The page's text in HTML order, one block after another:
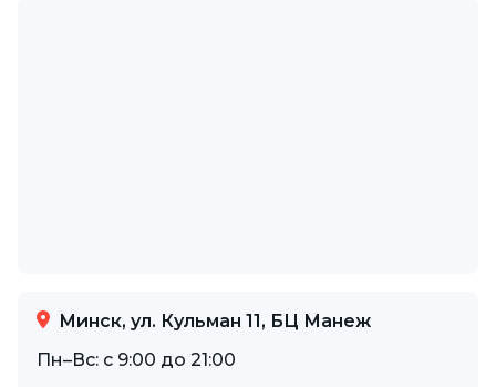
Минск, ул. Кульман 11, БЦ Манеж
Пн–Вс: с 9:00 до 21:00